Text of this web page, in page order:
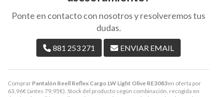
Comprar Pantalón Reell Reflex Cargo LW Light Olive RE3083en oferta por
63,96€ (antes 79,95€). Stock del producto según combinación, recogida en
Ponte en contacto con nosotros y resolveremos tus
dudas.
881 253 271 ENVIAR EMAIL